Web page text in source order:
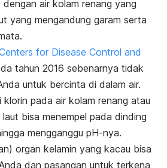
air kolam renang yang
yang mengandung garam serta
for Disease Control and
tahun 2016 sebenarnya tidak
untuk bercinta di dalam air.
pada air kolam renang atau
bisa menempel pada dinding
mengganggu pH-nya.
organ kelamin yang kacau bisa
dan pasangan untuk terkena